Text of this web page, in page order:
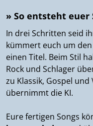
» So entsteht euer
In drei Schritten seid
kümmert euch um
einen Titel. Beim Stil
Rock und Schlager
zu Klassik, Gospel
übernimmt die KI.
Eure fertigen Songs